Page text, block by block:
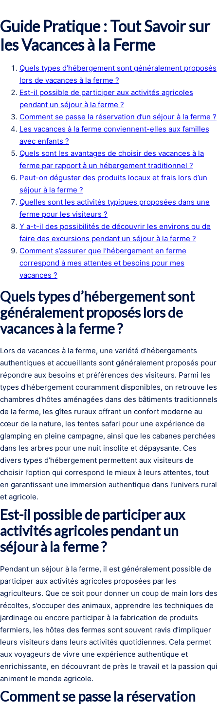
Guide Pratique : Tout Savoir sur
les Vacances à la Ferme
Quels types d’hébergement sont généralement proposés
lors de vacances à la ferme ?
Est-il possible de participer aux activités agricoles
pendant un séjour à la ferme ?
Comment se passe la réservation d’un séjour à la ferme ?
Les vacances à la ferme conviennent-elles aux familles
avec enfants ?
Quels sont les avantages de choisir des vacances à la
ferme par rapport à un hébergement traditionnel ?
Peut-on déguster des produits locaux et frais lors d’un
séjour à la ferme ?
Quelles sont les activités typiques proposées dans une
ferme pour les visiteurs ?
Y a-t-il des possibilités de découvrir les environs ou de
faire des excursions pendant un séjour à la ferme ?
Comment s’assurer que l’hébergement en ferme
correspond à mes attentes et besoins pour mes
vacances ?
Quels types d’hébergement sont
généralement proposés lors de
vacances à la ferme ?
Lors de vacances à la ferme, une variété d’hébergements
authentiques et accueillants sont généralement proposés pour
répondre aux besoins et préférences des visiteurs. Parmi les
types d’hébergement couramment disponibles, on retrouve les
chambres d’hôtes aménagées dans des bâtiments traditionnels
de la ferme, les gîtes ruraux offrant un confort moderne au
cœur de la nature, les tentes safari pour une expérience de
glamping en pleine campagne, ainsi que les cabanes perchées
dans les arbres pour une nuit insolite et dépaysante. Ces
divers types d’hébergement permettent aux visiteurs de
choisir l’option qui correspond le mieux à leurs attentes, tout
en garantissant une immersion authentique dans l’univers rural
et agricole.
Est-il possible de participer aux
activités agricoles pendant un
séjour à la ferme ?
Pendant un séjour à la ferme, il est généralement possible de
participer aux activités agricoles proposées par les
agriculteurs. Que ce soit pour donner un coup de main lors des
récoltes, s’occuper des animaux, apprendre les techniques de
jardinage ou encore participer à la fabrication de produits
fermiers, les hôtes des fermes sont souvent ravis d’impliquer
leurs visiteurs dans leurs activités quotidiennes. Cela permet
aux voyageurs de vivre une expérience authentique et
enrichissante, en découvrant de près le travail et la passion qui
animent le monde agricole.
Comment se passe la réservation